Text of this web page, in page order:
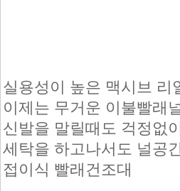
실용성이 높은 맥시브 리
이제는 무거운 이불빨래
신발을 말릴때도 걱정없
세탁을 하고나서도 널공
접이식 빨래건조대